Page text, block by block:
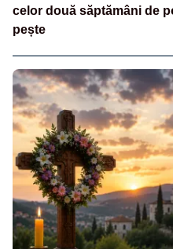
celor două săptămâni de
pește